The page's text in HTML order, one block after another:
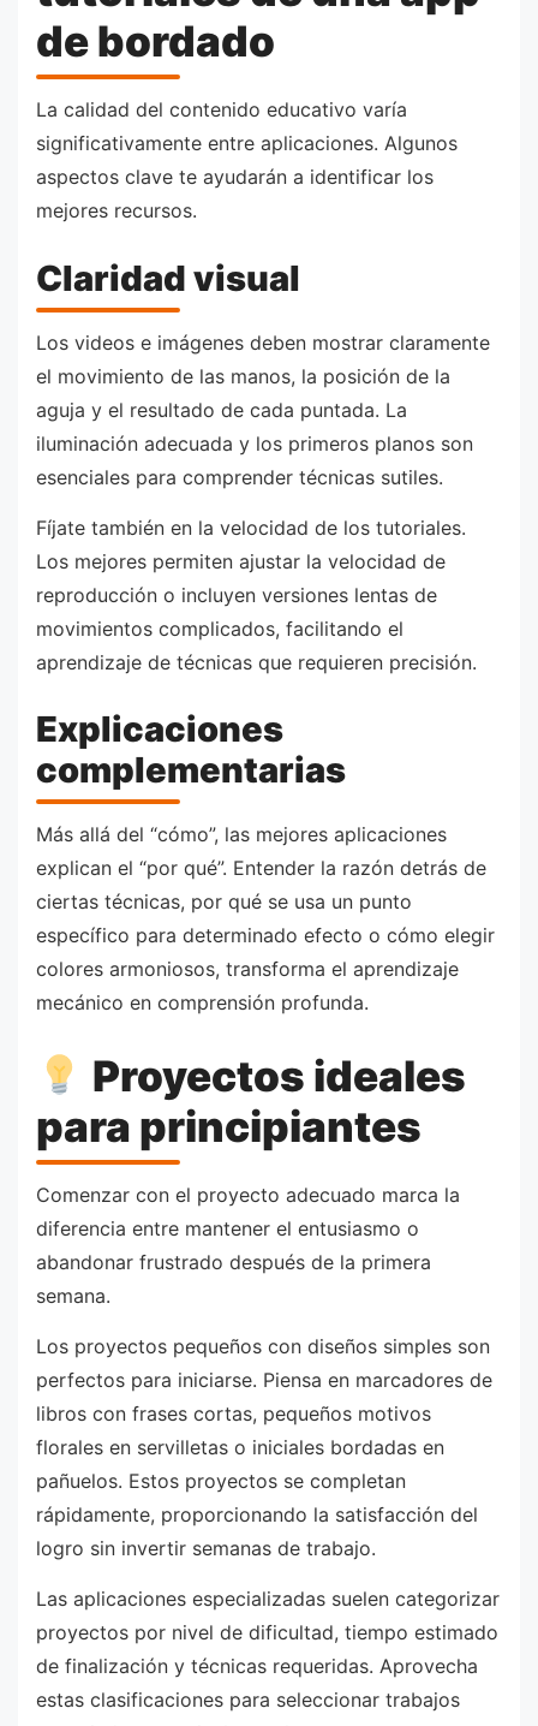
de bordado
La calidad del contenido educativo varía
significativamente entre aplicaciones. Algunos
aspectos clave te ayudarán a identificar los
mejores recursos.
Claridad visual
Los videos e imágenes deben mostrar claramente
el movimiento de las manos, la posición de la
aguja y el resultado de cada puntada. La
iluminación adecuada y los primeros planos son
esenciales para comprender técnicas sutiles.
Fíjate también en la velocidad de los tutoriales.
Los mejores permiten ajustar la velocidad de
reproducción o incluyen versiones lentas de
movimientos complicados, facilitando el
aprendizaje de técnicas que requieren precisión.
Explicaciones
complementarias
Más allá del “cómo”, las mejores aplicaciones
explican el “por qué”. Entender la razón detrás de
ciertas técnicas, por qué se usa un punto
específico para determinado efecto o cómo elegir
colores armoniosos, transforma el aprendizaje
mecánico en comprensión profunda.
Proyectos ideales
para principiantes
Comenzar con el proyecto adecuado marca la
diferencia entre mantener el entusiasmo o
abandonar frustrado después de la primera
semana.
Los proyectos pequeños con diseños simples son
perfectos para iniciarse. Piensa en marcadores de
libros con frases cortas, pequeños motivos
florales en servilletas o iniciales bordadas en
pañuelos. Estos proyectos se completan
rápidamente, proporcionando la satisfacción del
logro sin invertir semanas de trabajo.
Las aplicaciones especializadas suelen categorizar
proyectos por nivel de dificultad, tiempo estimado
de finalización y técnicas requeridas. Aprovecha
estas clasificaciones para seleccionar trabajos